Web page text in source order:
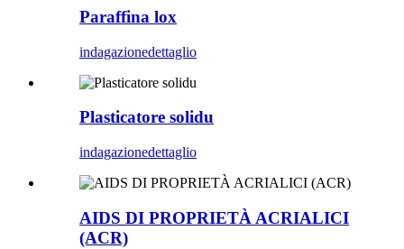
Paraffina lox
indagazionedettaglio
Plasticatore solidu
indagazionedettaglio
AIDS DI PROPRIETÀ ACRIALICI
(ACR)